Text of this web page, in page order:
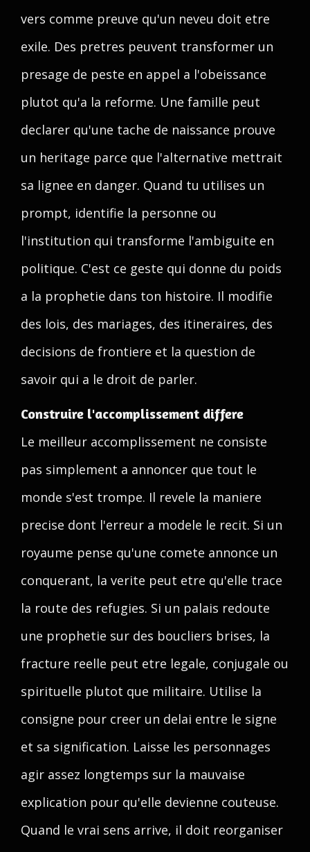
vers comme preuve qu'un neveu doit etre
exile. Des pretres peuvent transformer un
presage de peste en appel a l'obeissance
plutot qu'a la reforme. Une famille peut
declarer qu'une tache de naissance prouve
un heritage parce que l'alternative mettrait
sa lignee en danger. Quand tu utilises un
prompt, identifie la personne ou
l'institution qui transforme l'ambiguite en
politique. C'est ce geste qui donne du poids
a la prophetie dans ton histoire. Il modifie
des lois, des mariages, des itineraires, des
decisions de frontiere et la question de
savoir qui a le droit de parler.
Construire l'accomplissement differe
Le meilleur accomplissement ne consiste
pas simplement a annoncer que tout le
monde s'est trompe. Il revele la maniere
precise dont l'erreur a modele le recit. Si un
royaume pense qu'une comete annonce un
conquerant, la verite peut etre qu'elle trace
la route des refugies. Si un palais redoute
une prophetie sur des boucliers brises, la
fracture reelle peut etre legale, conjugale ou
spirituelle plutot que militaire. Utilise la
consigne pour creer un delai entre le signe
et sa signification. Laisse les personnages
agir assez longtemps sur la mauvaise
explication pour qu'elle devienne couteuse.
Quand le vrai sens arrive, il doit reorganiser